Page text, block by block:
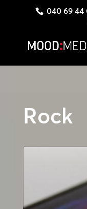
040 69 44
Rock
Audio-